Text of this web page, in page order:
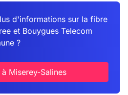
d'informations sur la fibre
et Bouygues Telecom
?
Miserey-Salines